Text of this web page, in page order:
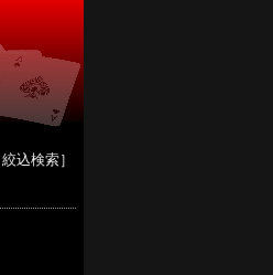
絞込検索］